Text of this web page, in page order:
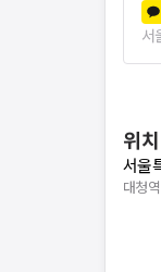
서
위치
서울
대청